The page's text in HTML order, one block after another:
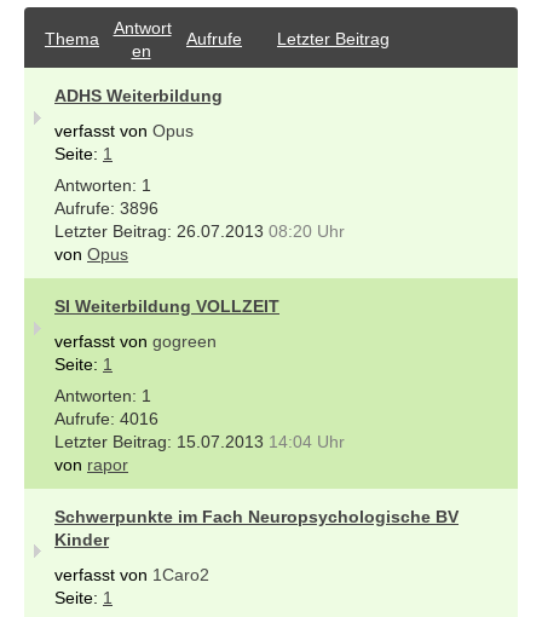
Thema
Antwort
en
Aufrufe Letzter Beitrag
ADHS Weiterbildung
verfasst von Opus
Seite: 1
1
3896
26.07.2013 08:20 Uhr
von Opus
SI Weiterbildung VOLLZEIT
verfasst von gogreen
Seite: 1
1
4016
15.07.2013 14:04 Uhr
von rapor
Schwerpunkte im Fach Neuropsychologische BV
Kinder
verfasst von 1Caro2
Seite: 1